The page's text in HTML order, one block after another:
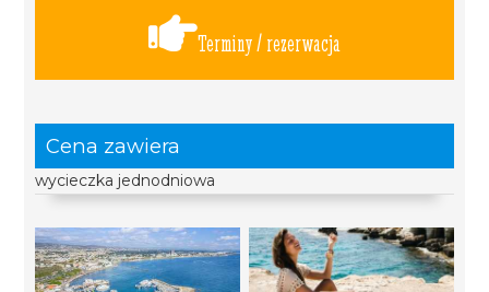
Terminy / rezerwacja
Cena zawiera
wycieczka jednodniowa